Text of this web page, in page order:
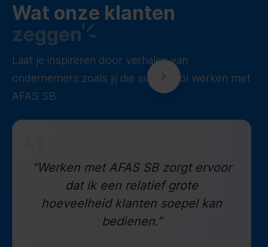
Wat onze klanten
zeggen
Laat je inspireren door verhalen van
ondernemers zoals jij die succesvol werken met
AFAS SB.
"Werken met AFAS SB zorgt ervoor
dat ik een relatief grote
hoeveelheid klanten soepel kan
bedienen."